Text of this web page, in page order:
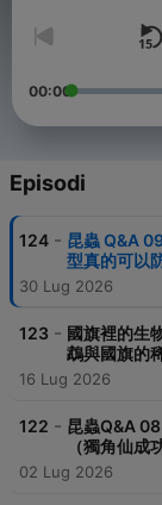
https://
https://
00:00
Episodi
124 - 昆蟲 Q&A
型真的可以
30 Lug 2026
123 - 國旗裡的生
鵡與國旗的
16 Lug 2026
122 - 昆蟲Q&A
（獨角仙成
02 Lug 2026